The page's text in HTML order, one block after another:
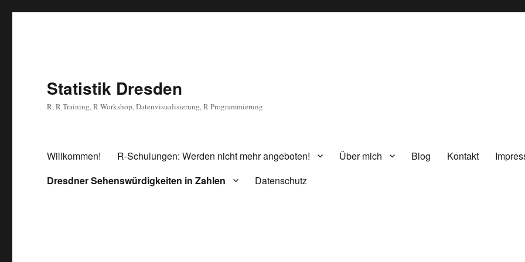
Statistik Dresden
R, R Training, R Workshop, Datenvisualisierung, R Programmierung
Willkommen! R-Schulungen: Werden nicht mehr angeboten! Über mich Blog Kontakt
Dresdner Sehenswürdigkeiten in Zahlen
Datenschutz